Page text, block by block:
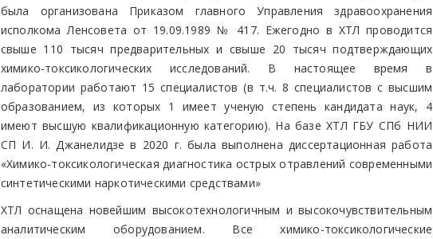
была организована Приказом главного Управления здравоохранения
исполкома Ленсовета от 19.09.1989 № 417. Ежегодно в ХТЛ проводится
свыше 110 тысяч предварительных и свыше 20 тысяч подтверждающих
химико-токсикологических исследований. В настоящее время в
лаборатории работают 15 специалистов (в т.ч. 8 специалистов с высшим
образованием, из которых 1 имеет ученую степень кандидата наук, 4
имеют высшую квалификационную категорию). На базе ХТЛ ГБУ СПб НИИ
СП И. И. Джанелидзе в 2020 г. была выполнена диссертационная работа
«Химико-токсикологическая диагностика острых отравлений современными
синтетическими наркотическими средствами»
ХТЛ оснащена новейшим высокотехнологичным и высокочувствительным
аналитическим оборудованием. Все химико-токсикологические